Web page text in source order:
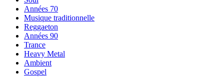
Années 70
Musique traditionnelle
Reggaeton
Années 90
Trance
Heavy Metal
Ambient
Gospel